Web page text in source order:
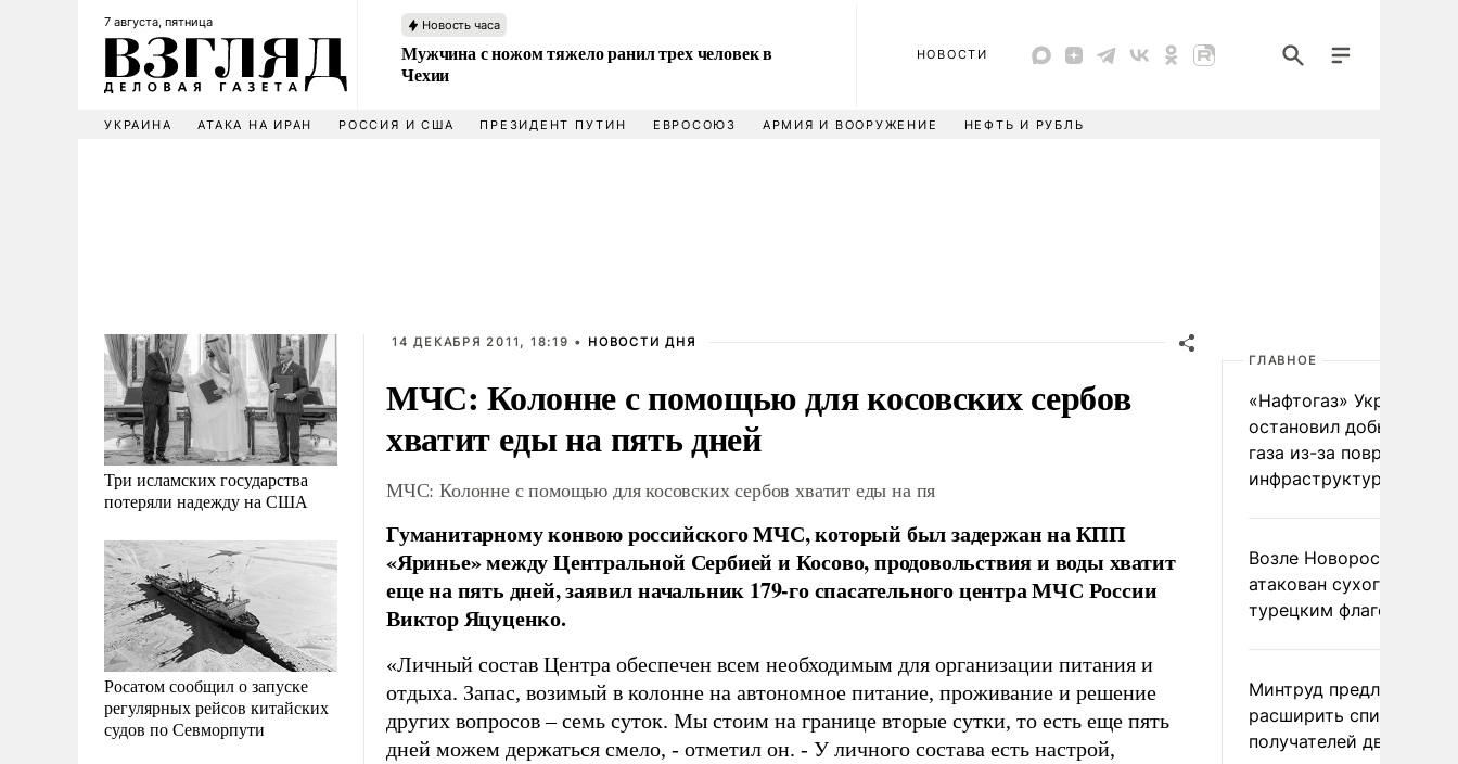
7 августа, пятница Новость часа
Мужчина с ножом тяжело ранил трех человек в
Чехии
НОВОСТИ
УКРАИНА АТАКА НА ИРАН РОССИЯ И США ПРЕЗИДЕНТ ПУТИН ЕВРОСОЮЗ АРМИЯ И ВООРУЖЕНИЕ НЕФТЬ И РУБЛЬ
Три исламских государства
потеряли надежду на США
Росатом сообщил о запуске
регулярных рейсов китайских
судов по Севморпути
14 ДЕКАБРЯ 2011, 18:19 • НОВОСТИ ДНЯ
МЧС: Колонне с помощью для косовских сербов
хватит еды на пять дней
МЧС: Колонне с помощью для косовских сербов хватит еды на пя
Гуманитарному конвою российского МЧС, который был задержан на КПП
«Яринье» между Центральной Сербией и Косово, продовольствия и воды хватит
еще на пять дней, заявил начальник 179-го спасательного центра МЧС России
Виктор Яцуценко.
«Личный состав Центра обеспечен всем необходимым для организации питания и
отдыха. Запас, возимый в колонне на автономное питание, проживание и решение
других вопросов – семь суток. Мы стоим на границе вторые сутки, то есть еще пять
дней можем держаться смело, - отметил он. - У личного состава есть настрой,
ГЛАВНОЕ
«Нафтогаз» Украины
остановил добычу
газа из-за повреждения
инфраструктуры
Возле Новороссийска
атакован сухогруз под
турецким флагом
Минтруд предложил
расширить список
получателей двух